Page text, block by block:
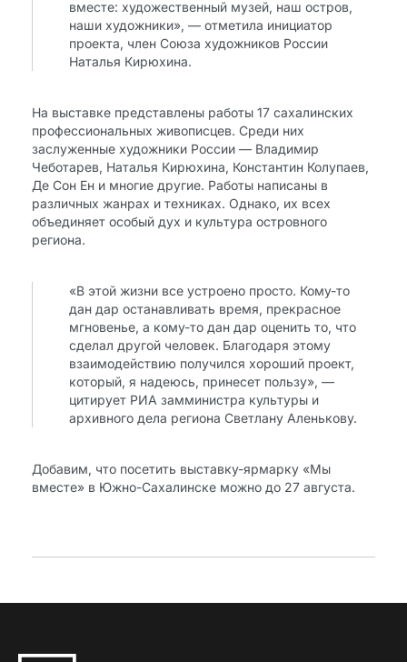
вместе: художественный музей, наш остров,
наши художники», — отметила инициатор
проекта, член Союза художников России
Наталья Кирюхина.
На выставке представлены работы 17 сахалинских
профессиональных живописцев. Среди них
заслуженные художники России — Владимир
Чеботарев, Наталья Кирюхина, Константин Колупаев,
Де Сон Ен и многие другие. Работы написаны в
различных жанрах и техниках. Однако, их всех
объединяет особый дух и культура островного
региона.
«В этой жизни все устроено просто. Кому-то
дан дар останавливать время, прекрасное
мгновенье, а кому-то дан дар оценить то, что
сделал другой человек. Благодаря этому
взаимодействию получился хороший проект,
который, я надеюсь, принесет пользу», —
цитирует РИА замминистра культуры и
архивного дела региона Светлану Аленькову.
Добавим, что посетить выставку-ярмарку «Мы
вместе» в Южно-Сахалинске можно до 27 августа.